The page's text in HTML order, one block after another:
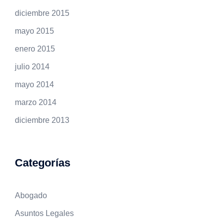
diciembre 2015
mayo 2015
enero 2015
julio 2014
mayo 2014
marzo 2014
diciembre 2013
Categorías
Abogado
Asuntos Legales